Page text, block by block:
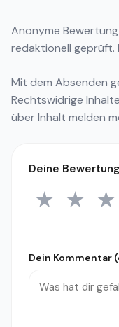
Anonyme
redaktionell geprüft.
Mit dem Absenden
Rechtswidrige
überInhalt melden
Deine Bewertung
1 Stern
★ 2
★ ★
Dein Kommentar